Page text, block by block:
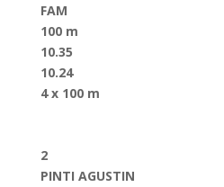
FAM
100 m
10.35
10.24
4 x 100 m
2
PINTI AGUSTIN